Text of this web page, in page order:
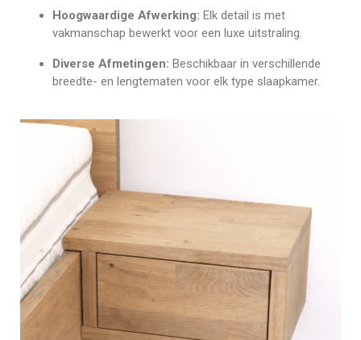
Hoogwaardige Afwerking: Elk detail is met
vakmanschap bewerkt voor een luxe uitstraling.
Diverse Afmetingen: Beschikbaar in verschillende
breedte- en lengtematen voor elk type slaapkamer.